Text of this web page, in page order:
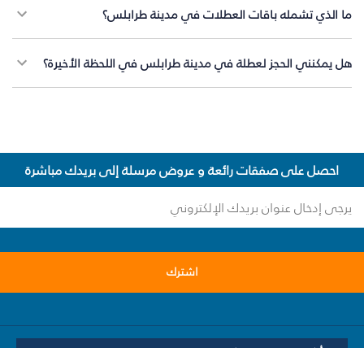
ما الذي تشمله باقات العطلات في مدينة طرابلس؟
هل يمكنني الحجز لعطلة في مدينة طرابلس في اللحظة الأخيرة؟
احصل على صفقات رائعة و عروض مرسلة إلى بريدك مباشرة
اشترك